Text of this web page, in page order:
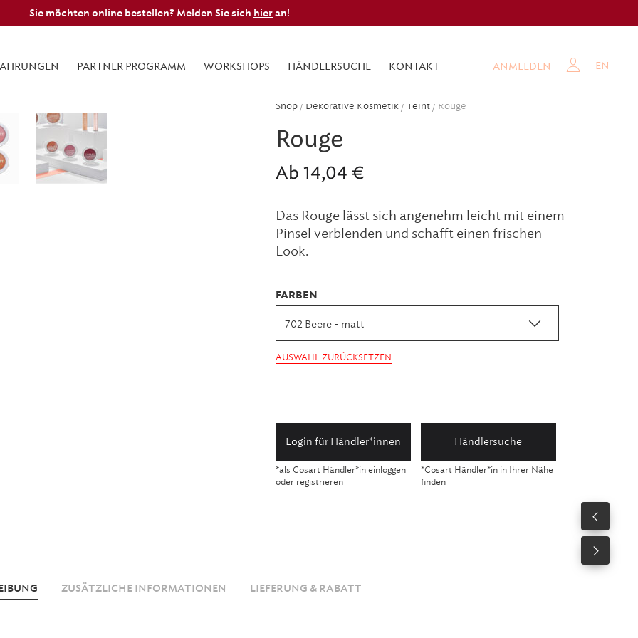
Sie möchten online bestellen? Melden Sie sich hieran!
PARTNER PROGRAMM WORKSHOPS HÄNDLERSUCHE KONTAKT ANMELDEN EN
Shop / Dekorative Kosmetik / Teint / Rouge
Rouge
Ab 14,04€
Das Rouge lässt sich angenehm leicht mit einem
Pinsel verblenden und schafft einen frischen
Look.
FARBEN
702 Beere - matt
AUSWAHL ZURÜCKSETZEN
Login für Händler*innen
*als Cosart Händler*in einloggen
oder registrieren
Händlersuche
*Cosart Händler*in in Ihrer Nähe
finden
ZUSÄTZLICHE INFORMATIONEN LIEFERUNG & RABATT